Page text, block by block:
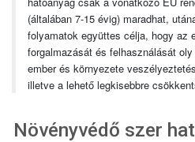
(általában 7-15 évig) maradhat,
folyamatok együttes célja, hogy az
forgalmazását és felhasználását
ember és környezete
illetve a lehető legkisebbre
Növényvédő szer